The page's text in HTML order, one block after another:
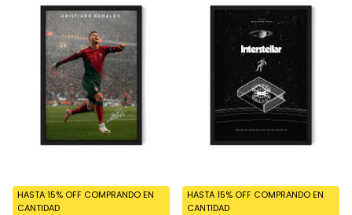
HASTA 15% OFF COMPRANDO EN
CANTIDAD
HASTA 15% OFF COMPRANDO EN
CANTIDAD